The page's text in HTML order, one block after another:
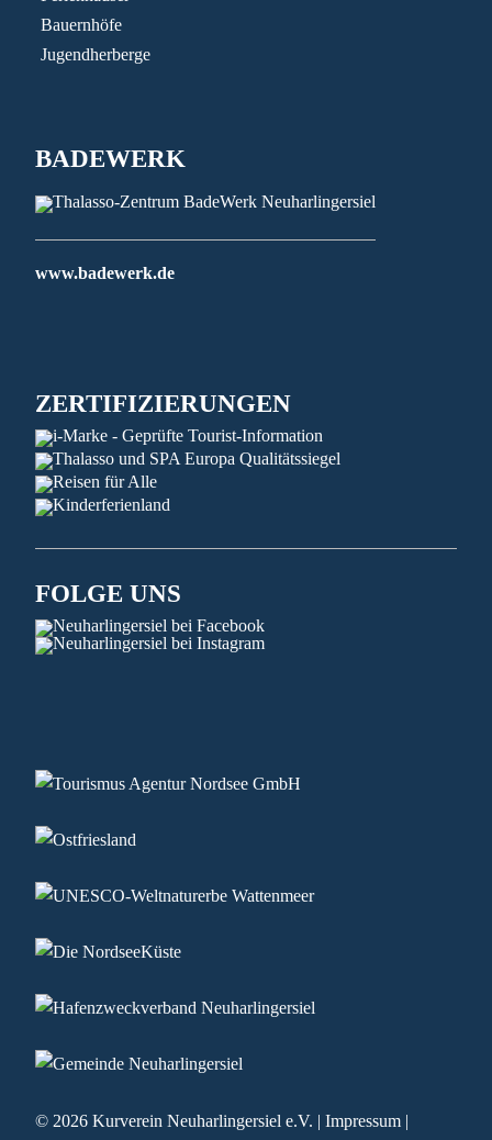
Bauernhöfe
Jugendherberge
BADEWERK
www.badewerk.de
ZERTIFIZIERUNGEN
FOLGE UNS
© 2026 Kurverein Neuharlingersiel e.V. | Impressum |